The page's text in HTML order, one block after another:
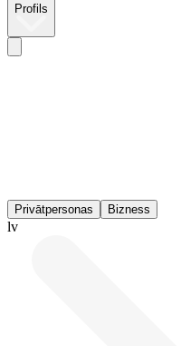
Profils
Privātpersonas Bizness
lv